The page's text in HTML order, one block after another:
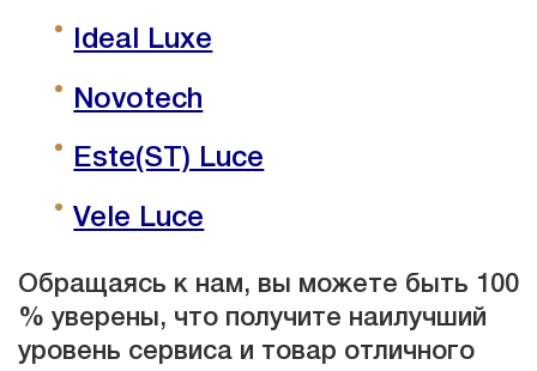
Ideal Luxe
Novotech
Este(ST) Luce
Vele Luce
Обращаясь к нам, вы можете быть 100
% уверены, что получите наилучший
уровень сервиса и товар отличного